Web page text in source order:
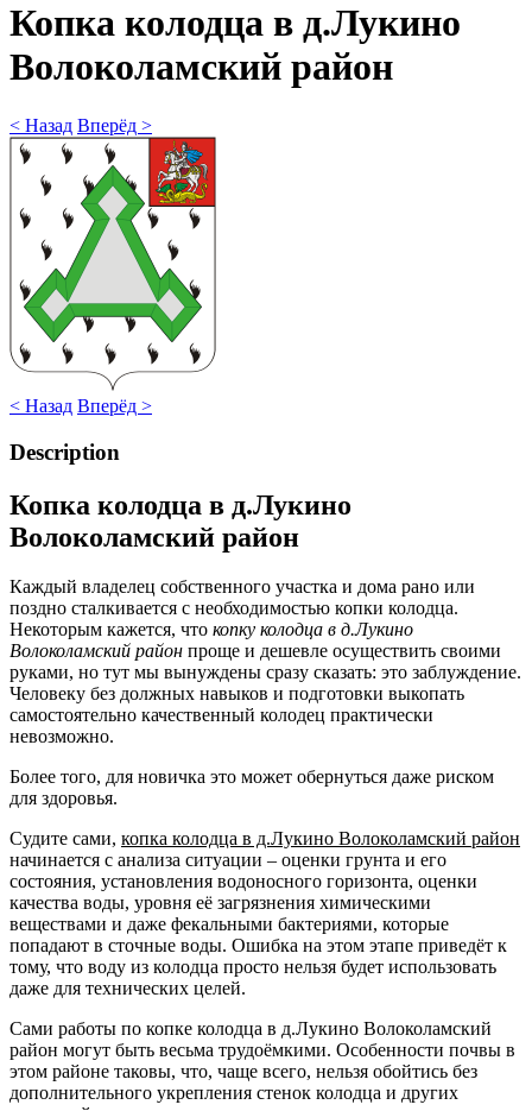
Копка колодца в д.Лукино
Волоколамский район
< Назад Вперёд >
< Назад Вперёд >
Description
Копка колодца в д.Лукино
Волоколамский район
Каждый владелец собственного участка и дома рано или
поздно сталкивается с необходимостью копки колодца.
Некоторым кажется, что копку колодца в д.Лукино
Волоколамский район проще и дешевле осуществить своими
руками, но тут мы вынуждены сразу сказать: это заблуждение.
Человеку без должных навыков и подготовки выкопать
самостоятельно качественный колодец практически
невозможно.
Более того, для новичка это может обернуться даже риском
для здоровья.
Судите сами, копка колодца в д.Лукино Волоколамский район
начинается с анализа ситуации – оценки грунта и его
состояния, установления водоносного горизонта, оценки
качества воды, уровня её загрязнения химическими
веществами и даже фекальными бактериями, которые
попадают в сточные воды. Ошибка на этом этапе приведёт к
тому, что воду из колодца просто нельзя будет использовать
даже для технических целей.
Сами работы по копке колодца в д.Лукино Волоколамский
район могут быть весьма трудоёмкими. Особенности почвы в
этом районе таковы, что, чаще всего, нельзя обойтись без
дополнительного укрепления стенок колодца и других